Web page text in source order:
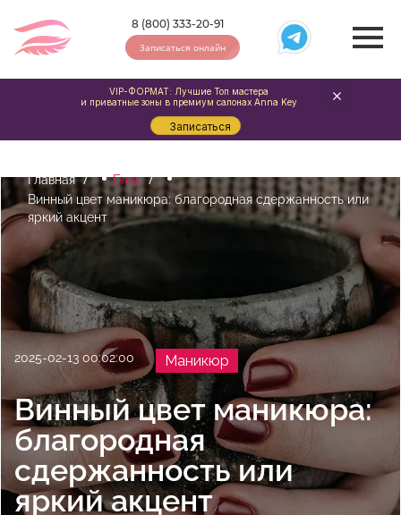
8 (800) 333-20-91
Записаться онлайн
Главная
Блог
Винный цвет маникюра: благородная сдержанность или
яркий акцент
2025-02-13 00:02:00 Маникюр
Винный цвет маникюра:
благородная
сдержанность или
яркий акцент
VIP-ФОРМАТ: Лучшие Топ мастера
и приватные зоны в премиум салонах Anna Key
Записаться